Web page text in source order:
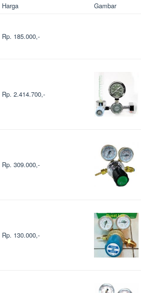
Harga Gambar
Rp. 185.000,-
Rp. 2.414.700,-
Rp. 309.000,-
Rp. 130.000,-